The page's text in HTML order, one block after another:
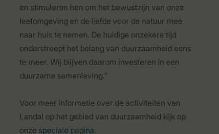
en stimuleren hen om het bewustzijn van onze
leefomgeving en de liefde voor de natuur mee
naar huis te nemen. De huidige onzekere tijd
onderstreept het belang van duurzaamheid eens
te meer. Wij blijven daarom investeren in een
duurzame samenleving.”
Voor meer informatie over de activiteiten van
Landal op het gebied van duurzaamheid kijk op
onze speciale pagina.